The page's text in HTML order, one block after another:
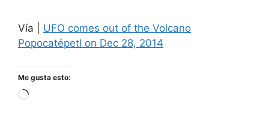
Vía | UFO comes out of the Volcano
Popocatépetl on Dec 28, 2014
Me gusta esto:
Cargando...